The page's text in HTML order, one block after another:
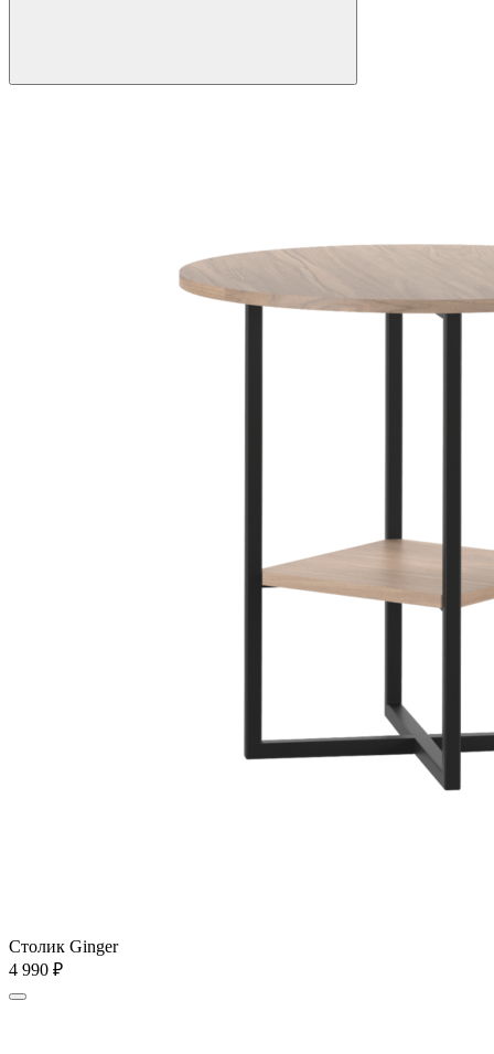
Столик Ginger
4 990 ₽